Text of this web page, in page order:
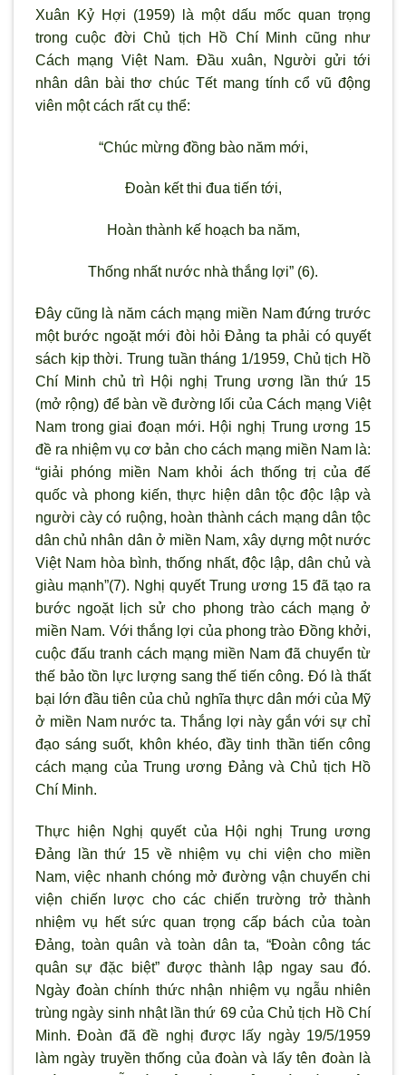
Xuân Kỷ Hợi (1959) là một dấu mốc quan trọng
trong cuộc đời Chủ tịch Hồ Chí Minh cũng như
Cách mạng Việt Nam. Đầu xuân, Người gửi tới
nhân dân bài thơ chúc Tết mang tính cổ vũ động
viên một cách rất cụ thể:
“Chúc mừng đồng bào năm mới,
Đoàn kết thi đua tiến tới,
Hoàn thành kế hoạch ba năm,
Thống nhất nước nhà thắng lợi” (6).
Đây cũng là năm cách mạng miền Nam đứng trước
một bước ngoặt mới đòi hỏi Đảng ta phải có quyết
sách kịp thời. Trung tuần tháng 1/1959, Chủ tịch Hồ
Chí Minh chủ trì Hội nghị Trung ương lần thứ 15
(mở rộng) để bàn về đường lối của Cách mạng Việt
Nam trong giai đoạn mới. Hội nghị Trung ương 15
đề ra nhiệm vụ cơ bản cho cách mạng miền Nam là:
“giải phóng miền Nam khỏi ách thống trị của đế
quốc và phong kiến, thực hiện dân tộc độc lập và
người cày có ruộng, hoàn thành cách mạng dân tộc
dân chủ nhân dân ở miền Nam, xây dựng một nước
Việt Nam hòa bình, thống nhất, độc lập, dân chủ và
giàu mạnh”(7). Nghị quyết Trung ương 15 đã tạo ra
bước ngoặt lịch sử cho phong trào cách mạng ở
miền Nam. Với thắng lợi của phong trào Đồng khởi,
cuộc đấu tranh cách mạng miền Nam đã chuyển từ
thế bảo tồn lực lượng sang thế tiến công. Đó là thất
bại lớn đầu tiên của chủ nghĩa thực dân mới của Mỹ
ở miền Nam nước ta. Thắng lợi này gắn với sự chỉ
đạo sáng suốt, khôn khéo, đầy tinh thần tiến công
cách mạng của Trung ương Đảng và Chủ tịch Hồ
Chí Minh.
Thực hiện Nghị quyết của Hội nghị Trung ương
Đảng lần thứ 15 về nhiệm vụ chi viện cho miền
Nam, việc nhanh chóng mở đường vận chuyển chi
viện chiến lược cho các chiến trường trở thành
nhiệm vụ hết sức quan trọng cấp bách của toàn
Đảng, toàn quân và toàn dân ta, “Đoàn công tác
quân sự đặc biệt” được thành lập ngay sau đó.
Ngày đoàn chính thức nhận nhiệm vụ ngẫu nhiên
trùng ngày sinh nhật lần thứ 69 của Chủ tịch Hồ Chí
Minh. Đoàn đã đề nghị được lấy ngày 19/5/1959
làm ngày truyền thống của đoàn và lấy tên đoàn là